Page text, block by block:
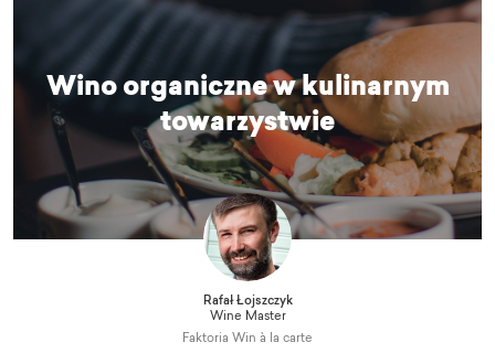
Wino organiczne w kulinarnym
towarzystwie
Rafał Łojszczyk
Wine Master
Faktoria Win à la carte